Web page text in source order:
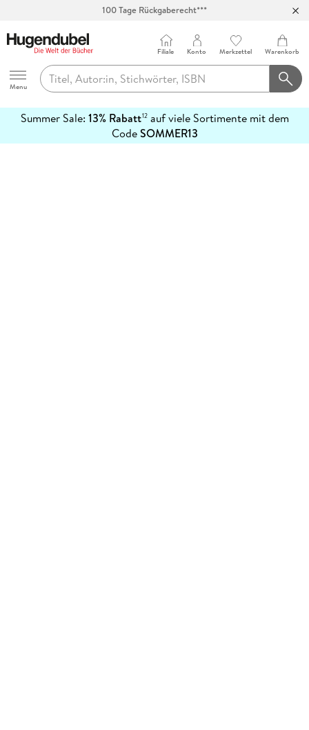
100 Tage Rückgaberecht***
Hugendubel
Menu
Filiale Konto Merkzettel Warenkorb
Summer Sale: 13% Rabatt12auf viele Sortimente mit dem
CodeSOMMER13
erfahren